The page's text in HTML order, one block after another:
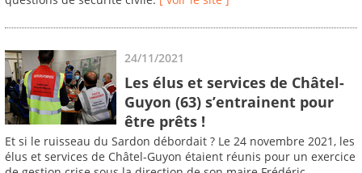
24/11/2021
Les élus et services de Châtel-
Guyon (63) s’entrainent pour
être prêts !
Et si le ruisseau du Sardon débordait ? Le 24 novembre 2021, les
élus et services de Châtel-Guyon étaient réunis pour un exercice